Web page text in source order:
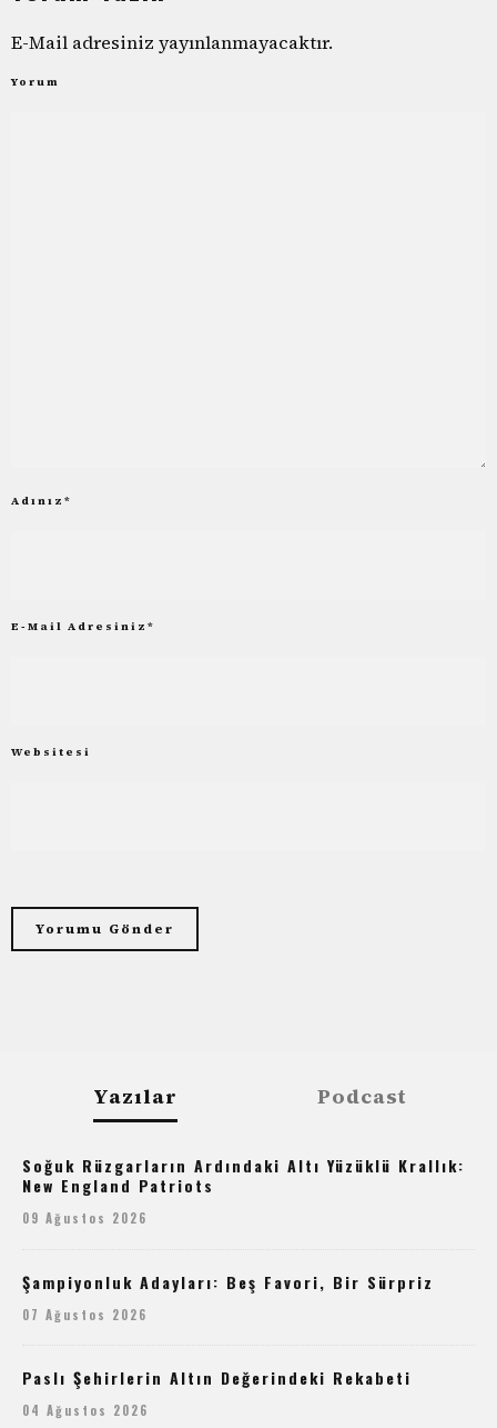
E-Mail adresiniz yayınlanmayacaktır.
Yorum
Adınız *
E-Mail Adresiniz *
Websitesi
Yazılar Podcast
Soğuk Rüzgarların Ardındaki Altı Yüzüklü Krallık:
New England Patriots
09 Ağustos 2026
Şampiyonluk Adayları: Beş Favori, Bir Sürpriz
07 Ağustos 2026
Paslı Şehirlerin Altın Değerindeki Rekabeti
04 Ağustos 2026